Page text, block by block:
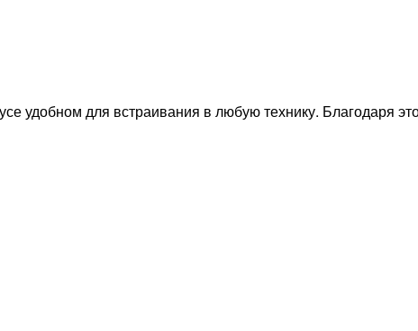
удобном для встраивания в любую технику. Благодаря